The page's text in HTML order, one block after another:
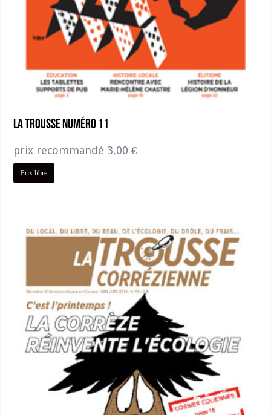
La Trousse numéro 11
prix recommandé 3,00€
Prix libre